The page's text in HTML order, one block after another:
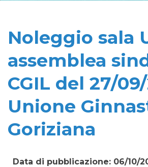
Noleggio sala
assemblea
CGIL del 27/
Unione
Goriziana
Data di pubblicazione: 06/10/